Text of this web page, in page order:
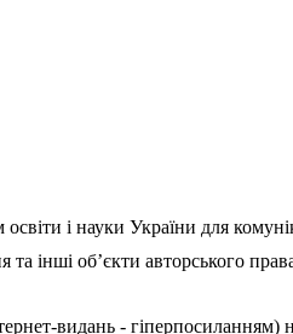
освіти і науки України для
інші об’єкти авторського
видань -